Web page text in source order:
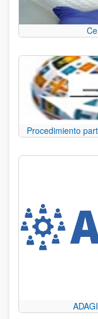
Procedimiento